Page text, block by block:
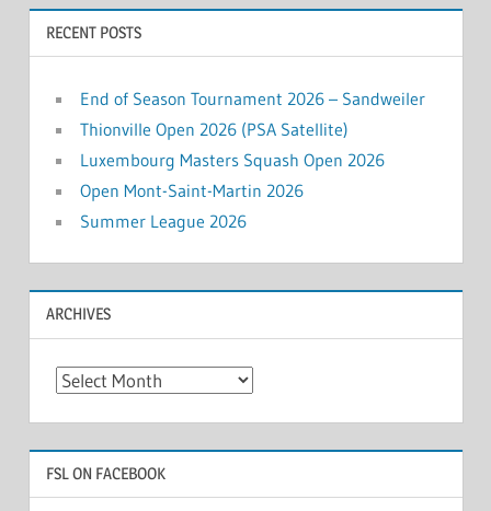
RECENT POSTS
End of Season Tournament 2026 – Sandweiler
Thionville Open 2026 (PSA Satellite)
Luxembourg Masters Squash Open 2026
Open Mont-Saint-Martin 2026
Summer League 2026
ARCHIVES
Archives
FSL ON FACEBOOK